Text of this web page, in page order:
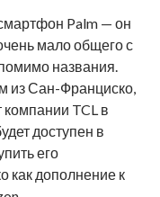
Palm — он
мало общего с
названия.
из Сан-Франциско,
TCL в
доступен в
его
как дополнение к